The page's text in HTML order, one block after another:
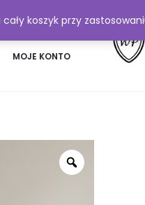
MOJE KONTO
koszyk przy